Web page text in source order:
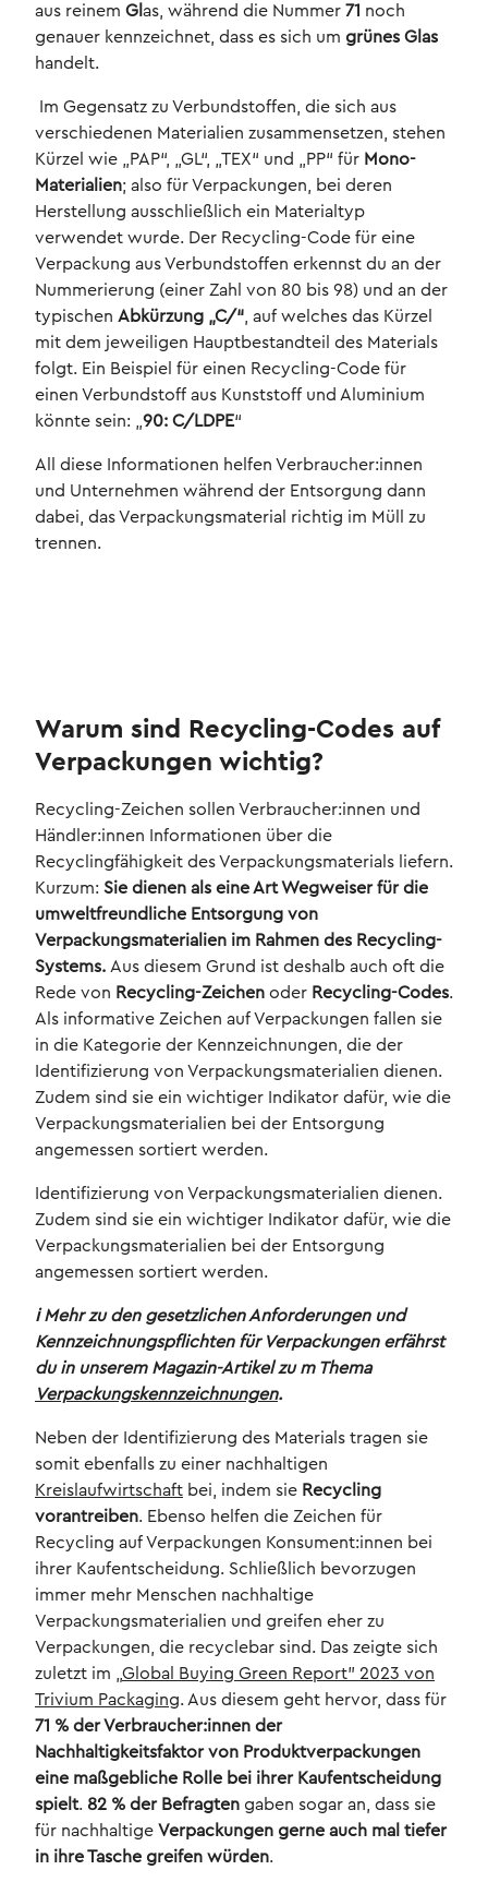
aus reinem Gl as, während die Nummer 71 noch
genauer kennzeichnet, dass es sich um grünes Glas
handelt.
Im Gegensatz zu Verbundstoffen, die sich aus
verschiedenen Materialien zusammensetzen, stehen
Kürzel wie „PAP“, „GL“, „TEX“ und „PP“ für Mono-
Materialien; also für Verpackungen, bei deren
Herstellung ausschließlich ein Materialtyp
verwendet wurde. Der Recycling-Code für eine
Verpackung aus Verbundstoffen erkennst du an der
Nummerierung (einer Zahl von 80 bis 98) und an der
typischen Abkürzung „C/“, auf welches das Kürzel
mit dem jeweiligen Hauptbestandteil des Materials
folgt. Ein Beispiel für einen Recycling-Code für
einen Verbundstoff aus Kunststoff und Aluminium
könnte sein: „90: C/LDPE“
All diese Informationen helfen Verbraucher:innen
und Unternehmen während der Entsorgung dann
dabei, das Verpackungsmaterial richtig im Müll zu
trennen.
Warum sind Recycling-Codes auf
Verpackungen wichtig?
Recycling-Zeichen sollen Verbraucher:innen und
Händler:innen Informationen über die
Recyclingfähigkeit des Verpackungsmaterials liefern.
Kurzum: Sie dienen als eine Art Wegweiser für die
umweltfreundliche Entsorgung von
Verpackungsmaterialien im Rahmen des Recycling-
Systems. Aus diesem Grund ist deshalb auch oft die
Rede von Recycling-Zeichen oder Recycling-Codes.
Als informative Zeichen auf Verpackungen fallen sie
in die Kategorie der Kennzeichnungen, die der
Identifizierung von Verpackungsmaterialien dienen.
Zudem sind sie ein wichtiger Indikator dafür, wie die
Verpackungsmaterialien bei der Entsorgung
angemessen sortiert werden.
Identifizierung von Verpackungsmaterialien dienen.
Zudem sind sie ein wichtiger Indikator dafür, wie die
Verpackungsmaterialien bei der Entsorgung
angemessen sortiert werden.
ℹ️ Mehr zu den gesetzlichen Anforderungen und
Kennzeichnungspflichten für Verpackungen erfährst
du in unserem Magazin-Artikel zu m Thema
Verpackungskennzeichnungen.
Neben der Identifizierung des Materials tragen sie
somit ebenfalls zu einer nachhaltigen
Kreislaufwirtschaft bei, indem sie Recycling
vorantreiben. Ebenso helfen die Zeichen für
Recycling auf Verpackungen Konsument:innen bei
ihrer Kaufentscheidung. Schließlich bevorzugen
immer mehr Menschen nachhaltige
Verpackungsmaterialien und greifen eher zu
Verpackungen, die recyclebar sind. Das zeigte sich
zuletzt im „Global Buying Green Report” 2023 von
Trivium Packaging. Aus diesem geht hervor, dass für
71 % der Verbraucher:innen der
Nachhaltigkeitsfaktor von Produktverpackungen
eine maßgebliche Rolle bei ihrer Kaufentscheidung
spielt. 82 % der Befragten gaben sogar an, dass sie
für nachhaltige Verpackungen gerne auch mal tiefer
in ihre Tasche greifen würden.